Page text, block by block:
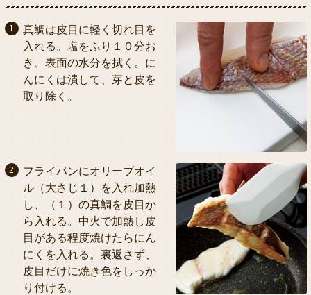
真鯛は皮目に軽く切れ目を
入れる。塩をふり１０分お
き、表面の水分を拭く。に
んにくは潰して、芽と皮を
取り除く。
フライパンにオリーブオイ
ル（大さじ１）を入れ加熱
し、（１）の真鯛を皮目か
ら入れる。中火で加熱し皮
目がある程度焼けたらにん
にくを入れる。裏返さず、
皮目だけに焼き色をしっか
り付ける。